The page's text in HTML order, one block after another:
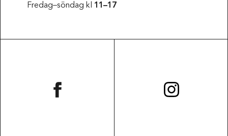
Fredag–söndag kl 11–17